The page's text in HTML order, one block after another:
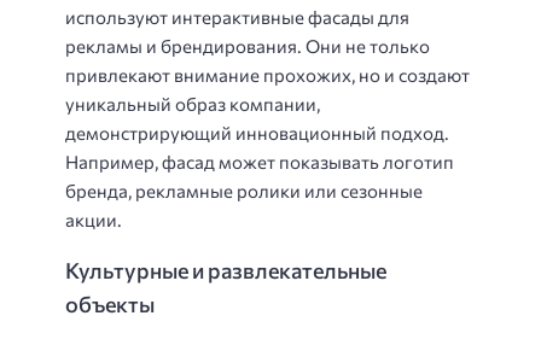
используют интерактивные фасады для
рекламы и брендирования. Они не только
привлекают внимание прохожих, но и создают
уникальный образ компании,
демонстрирующий инновационный подход.
Например, фасад может показывать логотип
бренда, рекламные ролики или сезонные
акции.
Культурные и развлекательные
объекты